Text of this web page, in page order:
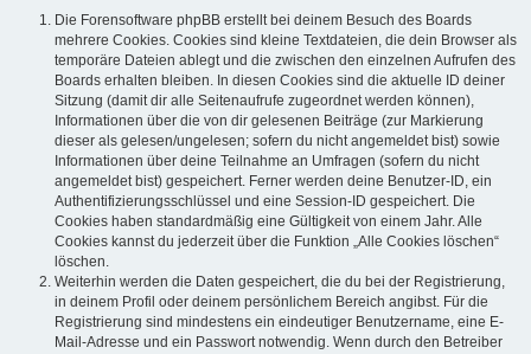
Die Forensoftware phpBB erstellt bei deinem Besuch des Boards
mehrere Cookies. Cookies sind kleine Textdateien, die dein Browser als
temporäre Dateien ablegt und die zwischen den einzelnen Aufrufen des
Boards erhalten bleiben. In diesen Cookies sind die aktuelle ID deiner
Sitzung (damit dir alle Seitenaufrufe zugeordnet werden können),
Informationen über die von dir gelesenen Beiträge (zur Markierung
dieser als gelesen/ungelesen; sofern du nicht angemeldet bist) sowie
Informationen über deine Teilnahme an Umfragen (sofern du nicht
angemeldet bist) gespeichert. Ferner werden deine Benutzer-ID, ein
Authentifizierungsschlüssel und eine Session-ID gespeichert. Die
Cookies haben standardmäßig eine Gültigkeit von einem Jahr. Alle
Cookies kannst du jederzeit über die Funktion „Alle Cookies löschen“
löschen.
Weiterhin werden die Daten gespeichert, die du bei der Registrierung,
in deinem Profil oder deinem persönlichem Bereich angibst. Für die
Registrierung sind mindestens ein eindeutiger Benutzername, eine E-
Mail-Adresse und ein Passwort notwendig. Wenn durch den Betreiber